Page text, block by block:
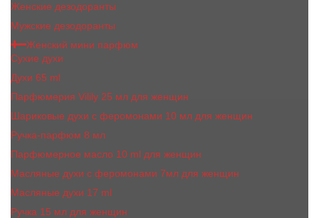
Женские дезодоранты
Мужские дезодоранты
Женский мини парфюм
Сухие духи
Духи 65 ml
Парфюмерия Vilily 25 мл для женщин
Шариковые духи с феромонами 10 мл для женщин
Ручка-парфюм 8 мл
Парфюмерное масло 10 ml для женщин
Масляные духи c феромонами 7мл для женщин
Масляные духи 17 ml
Ручка 15 мл для женщин